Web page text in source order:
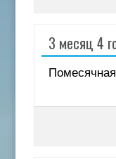
3 месяц 4